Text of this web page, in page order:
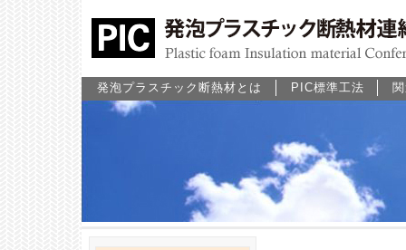
発泡プラスチック断熱材とは PIC標準工法